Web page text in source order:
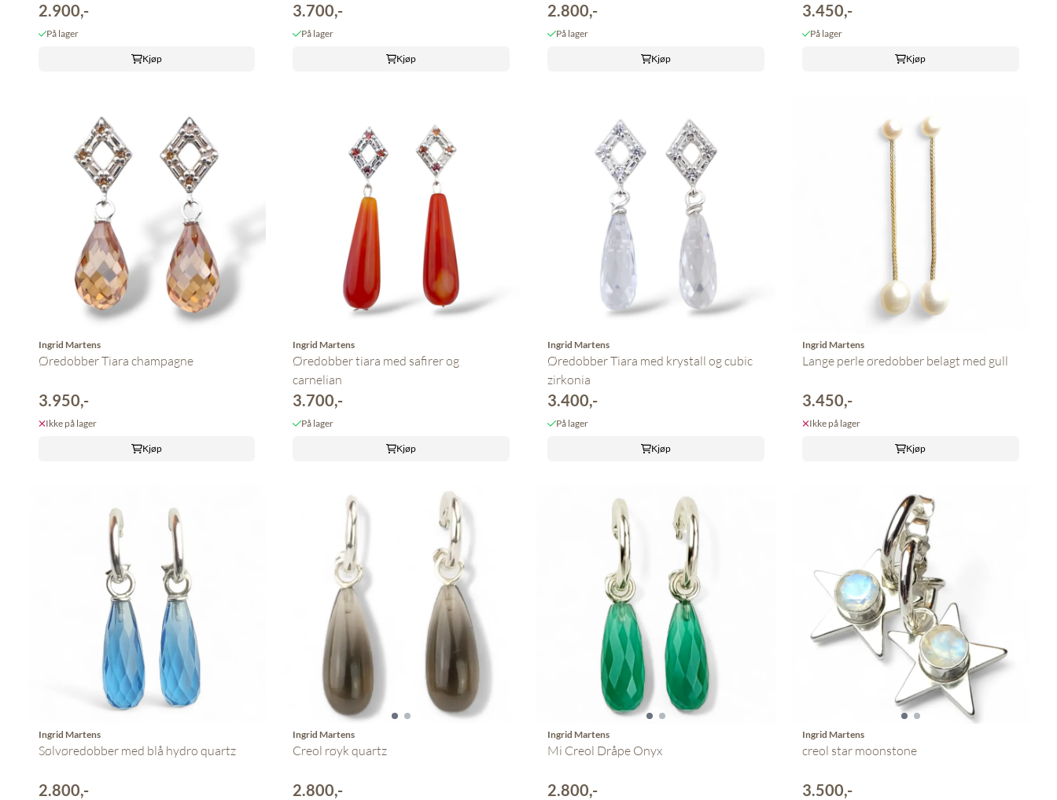
2.900,-
På lager
Kjøp
3.700,-
På lager
Kjøp
2.800,-
På lager
Kjøp
3.450,-
På lager
Kjøp
Ingrid Martens
Øredobber Tiara champagne
3.950,-
Ikke på lager
Kjøp
Ingrid Martens
Øredobber tiara med safirer og
carnelian
3.700,-
På lager
Kjøp
Ingrid Martens
Øredobber Tiara med krystall og cubic
zirkonia
3.400,-
På lager
Kjøp
Ingrid Martens
Lange perle øredobber belagt med gull
3.450,-
Ikke på lager
Kjøp
Ingrid Martens
Sølvøredobber med blå hydro quartz
2.800,-
Ingrid Martens
Creol røyk quartz
2.800,-
Ingrid Martens
Mi Creol Dråpe Onyx
2.800,-
Ingrid Martens
creol star moonstone
3.500,-